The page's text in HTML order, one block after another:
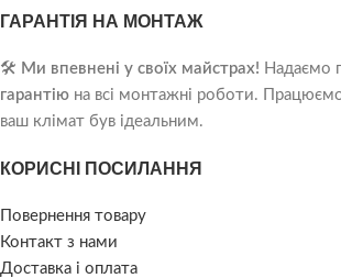
ГАРАНТІЯ НА МОНТАЖ
🛠️ Ми впевнені у своїх майстрах! Надаємо
гарантію на всі монтажні роботи.
ваш клімат був ідеальним.
КОРИСНІ ПОСИЛАННЯ
Повернення товару
Контакт з нами
Доставка і оплата